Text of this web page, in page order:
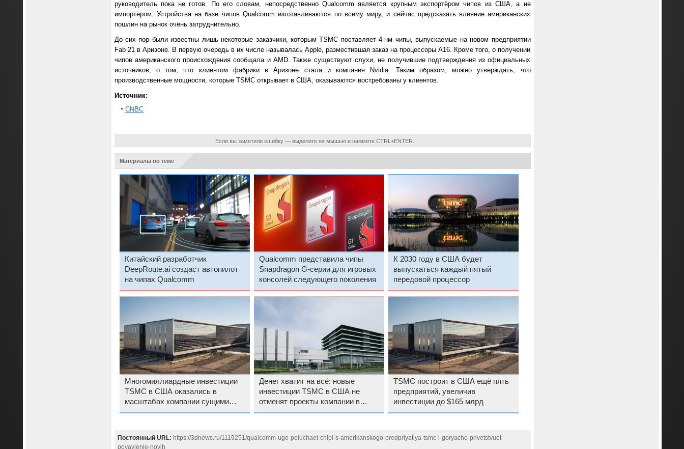
руководитель пока не готов. По его словам, непосредственно Qualcomm является крупным экспортёром чипов из США, а не
импортёром. Устройства на базе чипов Qualcomm изготавливаются по всему миру, и сейчас предсказать влияние американских
пошлин на рынок очень затруднительно.
До сих пор были известны лишь некоторые заказчики, которым TSMC поставляет 4-нм чипы, выпускаемые на новом предприятии
Fab 21 в Аризоне. В первую очередь в их числе называлась Apple, разместившая заказ на процессоры A16. Кроме того, о получении
чипов американского происхождения сообщала и AMD. Также существуют слухи, не получившие подтверждения из официальных
источников, о том, что клиентом фабрики в Аризоне стала и компания Nvidia. Таким образом, можно утверждать, что
производственные мощности, которые TSMC открывает в США, оказываются востребованы у клиентов.
Источник:
CNBC
Если вы заметили ошибку — выделите ее мышью и нажмите CTRL+ENTER.
Материалы по теме
Китайский разработчик
DeepRoute.ai создаст автопилот
на чипах Qualcomm
Qualcomm представила чипы
Snapdragon G-серии для игровых
консолей следующего поколения
К 2030 году в США будет
выпускаться каждый пятый
передовой процессор
Многомиллиардные инвестиции
TSMC в США оказались в
масштабах компании сущими
пустяками
Денег хватит на всё: новые
инвестиции TSMC в США не
отменят проекты компании в
Японии и на Тайване
TSMC построит в США ещё пять
предприятий, увеличив
инвестиции до $165 млрд
Постоянный URL: https://3dnews.ru/1119251/qualcomm-uge-poluchaet-chipi-s-amerikanskogo-predpriyatiya-tsmc-i-goryacho-privetstvuet-
poyavlenie-novih